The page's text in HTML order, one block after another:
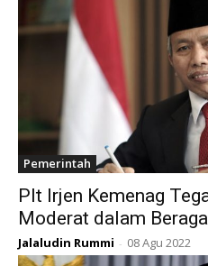
Pemerintah
Plt Irjen Kemenag
Moderat dalam
Jalaludin Rummi - 08 Agu 2022